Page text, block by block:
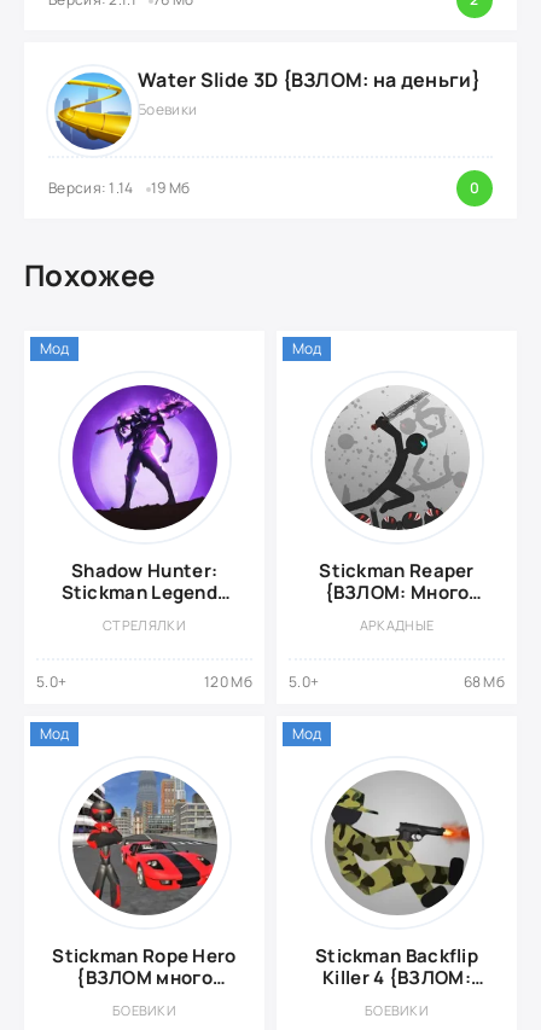
Water Slide 3D {ВЗЛОМ: на деньги}
Боевики
Версия: 1.14 19 Мб 0
Похожее
Shadow Hunter:
Stickman Legends
Много денег}
СТРЕЛЯЛКИ
5.0+ 120 Мб
Мод
Stickman Reaper
{ВЗЛОМ: Много
АРКАДНЫЕ
5.0+ 68 Мб
Мод
Stickman Rope Hero
{ВЗЛОМ много
БОЕВИКИ
Мод
Stickman Backflip
Killer 4 {ВЗЛОМ:
БОЕВИКИ
Мод